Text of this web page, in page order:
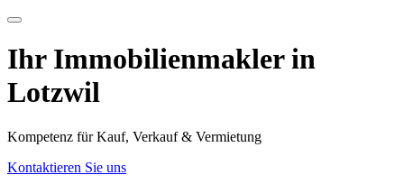
Ihr Immobilien­­­makler in
Lotzwil
Kompetenz für Kauf, Verkauf & Vermietung
Kontaktieren Sie uns